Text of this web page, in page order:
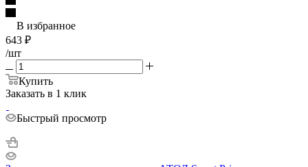
В избранное
643 ₽
/шт
Купить
Заказать в 1 клик
Быстрый просмотр